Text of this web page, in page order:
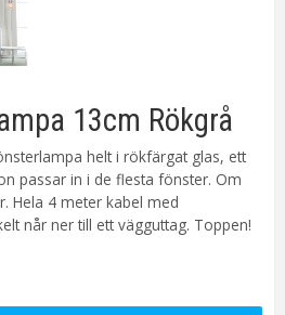
13cm Rökgrå
helt i rökfärgat glas, ett
passar in i de flesta fönster. Om
Hela 4 meter kabel med
når ner till ett vägguttag. Toppen!